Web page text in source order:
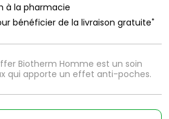
Biotherm Homme est un soin
qui apporte un effet anti-poches.
à la pharmacie
bénéficier de la livraison gratuite*